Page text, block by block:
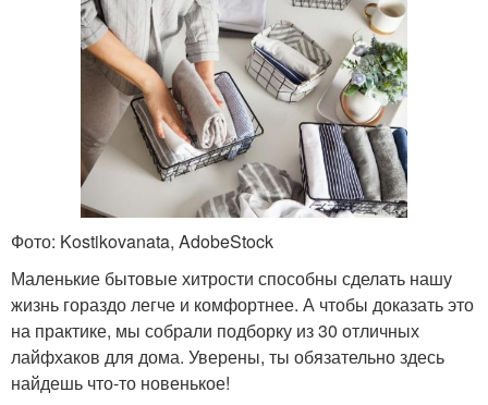
Фото: Kostikovanata, AdobeStock
Маленькие бытовые хитрости способны сделать нашу
жизнь гораздо легче и комфортнее. А чтобы доказать это
на практике, мы собрали подборку из 30 отличных
лайфхаков для дома. Уверены, ты обязательно здесь
найдешь что-то новенькое!